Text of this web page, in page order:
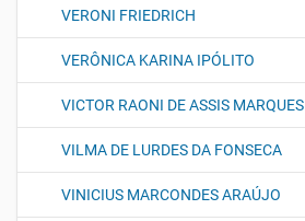
VERONI FRIEDRICH
VERÔNICA KARINA IPÓLITO
VICTOR RAONI DE ASSIS MARQUES
VILMA DE LURDES DA FONSECA
VINICIUS MARCONDES ARAÚJO